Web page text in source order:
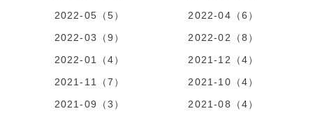
2022-05（5）
2022-04（6）
2022-03（9）
2022-02（8）
2022-01（4）
2021-12（4）
2021-11（7）
2021-10（4）
2021-09（3）
2021-08（4）